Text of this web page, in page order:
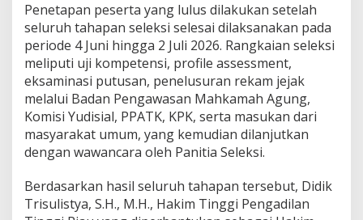
t
a
K
h
u
s
u
s
T
a
n
2
Penetapan peserta yang lulus dilakukan setelah
seluruh tahapan seleksi selesai dilaksanakan pada
periode 4 Juni hingga 2 Juli 2026. Rangkaian seleksi
meliputi uji kompetensi, profile assessment,
eksaminasi putusan, penelusuran rekam jejak
melalui Badan Pengawasan Mahkamah Agung,
Komisi Yudisial, PPATK, KPK, serta masukan dari
masyarakat umum, yang kemudian dilanjutkan
dengan wawancara oleh Panitia Seleksi.
Berdasarkan hasil seluruh tahapan tersebut, Didik
Trisulistya, S.H., M.H., Hakim Tinggi Pengadilan